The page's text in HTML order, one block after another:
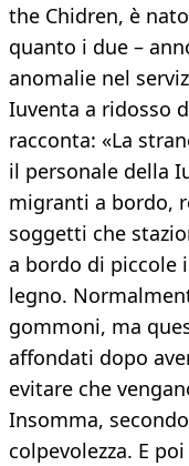
the Chidren, è
quanto i due –
anomalie nel
Iuventa a ridosso
racconta: «La
il personale della
migranti a bordo,
soggetti che
a bordo di piccole
legno.
gommoni, ma
affondati dopo
evitare che
Insomma,
colpevolezza. E